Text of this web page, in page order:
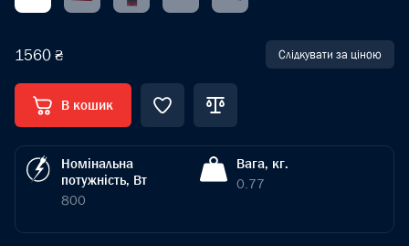
1560 ₴ Слідкувати за ціною
В кошик
Номінальна
потужність, Вт
800
Вага, кг.
0.77